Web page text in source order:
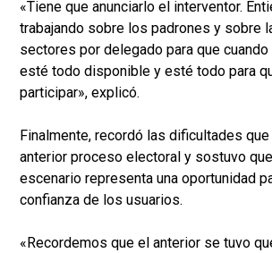
«Tiene que anunciarlo el interventor.
trabajando sobre los padrones y sobre
sectores por delegado para que
esté todo disponible y esté todo para
participar», explicó.
Finalmente, recordó las dificultades
anterior proceso electoral y sostuvo
escenario representa una oportunidad
confianza de los usuarios.
«Recordemos que el anterior se tuvo